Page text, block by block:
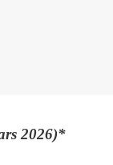
2026)*